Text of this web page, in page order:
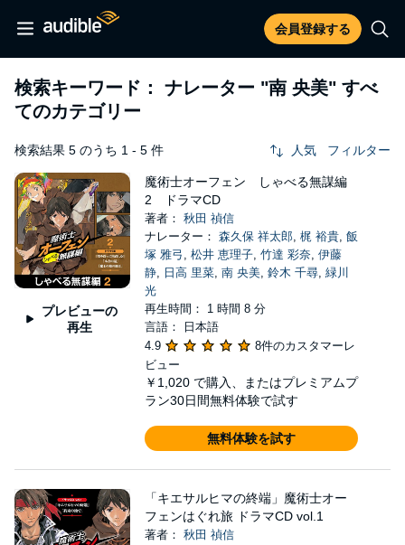
会員登録する
検索キーワード： ナレーター "南 央美" すべ
てのカテゴリー
検索結果 5 のうち 1 - 5 件 人気 フィルター
プレビューの
再生
魔術士オーフェン しゃべる無謀編
2 ドラマCD
著者： 秋田 禎信
ナレーター： 森久保 祥太郎, 梶 裕貴, 飯
塚 雅弓 , 松井 恵理子, 竹達 彩奈, 伊藤
静, 日高 里菜, 南 央美, 鈴木 千尋, 緑川
光
再生時間： 1 時間 8 分
言語： 日本語
4.9
8件のカスタマーレ
ビュー
￥1,020 で購入、またはプレミアムプ
ラン30日間無料体験で試す
無料体験を試す
「キエサルヒマの終端」魔術士オー
フェンはぐれ旅 ドラマCD vol.1
著者： 秋田 禎信